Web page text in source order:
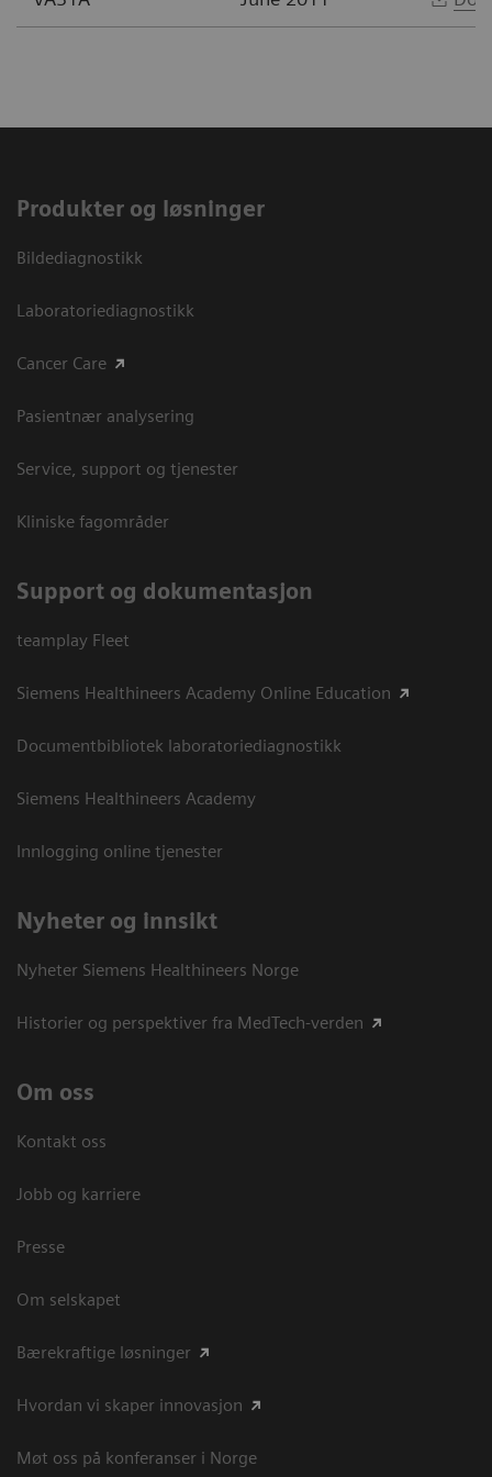
Produkter og løsninger
Bildediagnostikk
Laboratoriediagnostikk
Cancer Care
Pasientnær analysering
Service, support og tjenester
Kliniske fagområder
Support og dokumentasjon
teamplay Fleet
Siemens Healthineers Academy Online Education
Documentbibliotek laboratoriediagnostikk
Siemens Healthineers Academy
Innlogging online tjenester
Nyheter og innsikt
Nyheter Siemens Healthineers Norge
Historier og perspektiver fra MedTech-verden
Om oss
Kontakt oss
Jobb og karriere
Presse
Om selskapet
Bærekraftige løsninger
Hvordan vi skaper innovasjon
Møt oss på konferanser i Norge